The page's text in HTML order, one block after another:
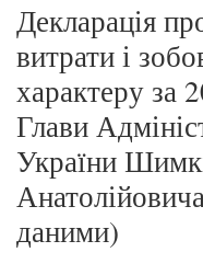
Декларація
витрати і
характеру за
Глави
України
даними)